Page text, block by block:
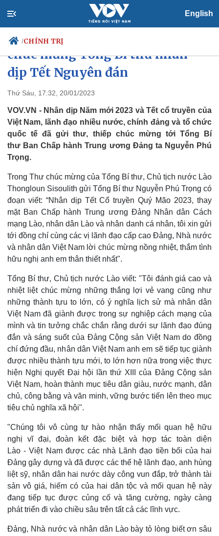
English
/CHÍNH TRỊ
Chính trị
Tổ chức nhân sự
Quốc hội
Nhận diện sự thật
Tin 24h
Dự báo thời tiết
Giáo dục
Dấu ấn VOV
Việc làm
Lãnh đạo các nước, chính đảng
chúc mừng Tổng Bí thư nhân
dịp Tết Nguyên đán
Thứ Sáu, 17:32, 20/01/2023
VOV.VN - Nhân dịp Năm mới 2023 và Tết cổ truyền của
Việt Nam, lãnh đạo nhiều nước, chính đảng và tổ chức
quốc tế đã gửi thư, thiếp chúc mừng tới Tổng Bí
thư Ban Chấp hành Trung ương Đảng ta Nguyễn Phú
Trọng.
Trong Thư chúc mừng của Tổng Bí thư, Chủ tịch nước Lào
Thongloun Sisoulith gửi Tổng Bí thư Nguyễn Phú Trọng có
đoạn viết: “Nhân dịp Tết Cổ truyền Quý Mão 2023, thay
mặt Ban Chấp hành Trung ương Đảng Nhân dân Cách
mạng Lào, nhân dân Lào và nhân danh cá nhân, tôi xin gửi
tới đồng chí cùng các vị lãnh đạo cấp cao Đảng, Nhà nước
và nhân dân Việt Nam lời chúc mừng nồng nhiệt, thắm tình
hữu nghị anh em thân thiết nhất".
Tổng Bí thư, Chủ tịch nước Lào viết: "Tôi đánh giá cao và
nhiệt liệt chúc mừng những thắng lợi vẻ vang cũng như
những thành tựu to lớn, có ý nghĩa lịch sử mà nhân dân
Việt Nam đã giành được trong sự nghiệp cách mạng của
mình và tin tưởng chắc chắn rằng dưới sự lãnh đạo đúng
đắn và sáng suốt của Đảng Cộng sản Việt Nam do đồng
chí đứng đầu, nhân dân Việt Nam anh em sẽ tiếp tục giành
được nhiều thành tựu mới, to lớn hơn nữa trong việc thực
hiện Nghị quyết Đại hội lần thứ XIII của Đảng Cộng sản
Việt Nam, hoàn thành mục tiêu dân giàu, nước mạnh, dân
chủ, công bằng và văn minh, vững bước tiến lên theo mục
tiêu chủ nghĩa xã hội".
"Chúng tôi vô cùng tự hào nhận thấy mối quan hệ hữu
nghị vĩ đại, đoàn kết đặc biệt và hợp tác toàn diện
Lào - Việt Nam được các nhà Lãnh đạo tiền bối của hai
Đảng gây dựng và đã được các thế hệ lãnh đạo, anh hùng
liệt sỹ, nhân dân hai nước dày công vun đắp, trở thành tài
sản vô giá, hiếm có của hai dân tộc và mối quan hệ này
đang tiếp tục được củng cố và tăng cường, ngày càng
phát triển đi vào chiều sâu trên tất cả các lĩnh vực.
Đảng, Nhà nước và nhân dân Lào bày tỏ lòng biết ơn sâu